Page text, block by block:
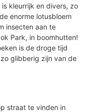
kleurrijk en divers, zo
enorme lotusbloem
insecten aan te
Park, in boomhutten!
is de droge tijd
glibberig zijn van de
straat te vinden in